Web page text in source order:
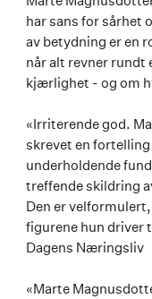
har sans for sårhet
av betydning er en
når alt revner rundt
kjærlighet - og om
«Irriterende god.
skrevet en
underholdende
treffende skildring
Den er
figurene hun driver
Dagens Næringsliv
«Marte